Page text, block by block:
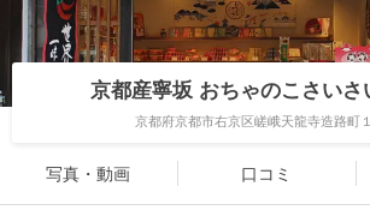
京都産寧坂 おちゃのこさいさ
京都府京都市右京区嵯峨天龍寺造路町
写真・動画 口コミ